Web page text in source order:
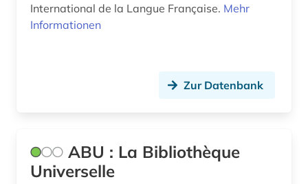
buchdruck (1)
calderón de la barca, pedro | schriftsteller;
geistlicher; dramatiker; librettist; lyriker;
International de la Langue Française. Mehr
Informationen
Zur Datenbank
ABU : La Bibliothèque
Universelle